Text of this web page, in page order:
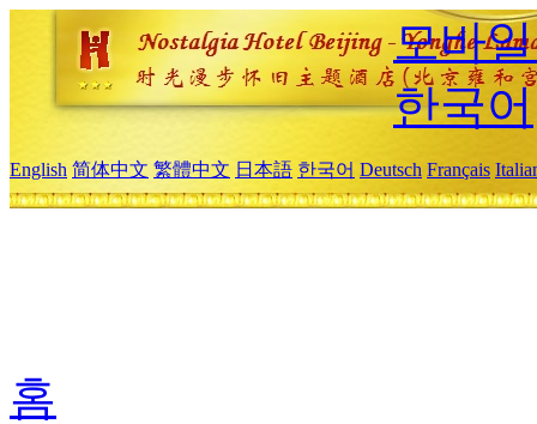
모바
한국어
English 简体中文 繁體中文 日本語 한국어 Deutsch Français
홈